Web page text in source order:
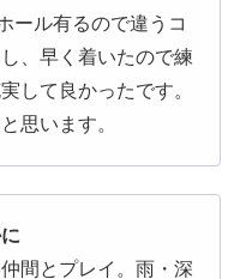
ール有るので違うコ
、早く着いたので練
して良かったです。
思います。
間とプレイ。雨・深